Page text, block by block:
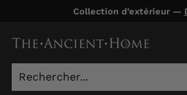
contenu
Collection d’extérieur —
T
h
e